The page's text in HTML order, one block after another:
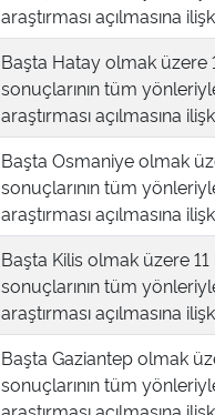
araştırması açılmasına
Başta Hatay olmak üzere
sonuçlarının tüm
araştırması açılmasına
Başta Osmaniye olmak
sonuçlarının tüm
araştırması açılmasına
Başta Kilis olmak üzere
sonuçlarının tüm
araştırması açılmasına
Başta Gaziantep olmak
sonuçlarının tüm